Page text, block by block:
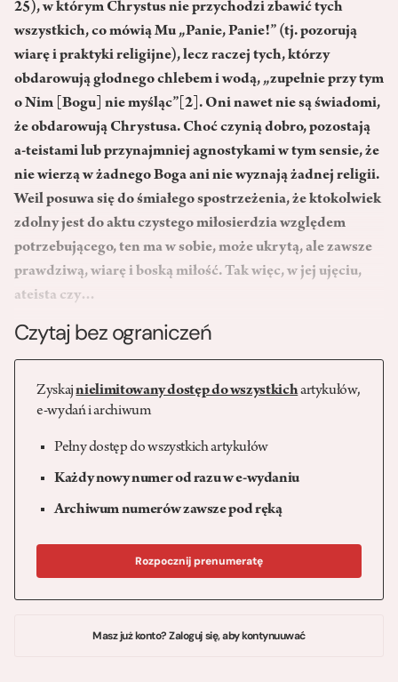
25), w którym Chrystus nie przychodzi zbawić tych
wszystkich, co mówią Mu „Panie, Panie!” (tj. pozorują
wiarę i praktyki religijne), lecz raczej tych, którzy
obdarowują głodnego chlebem i wodą, „zupełnie przy tym
o Nim [Bogu] nie myśląc” [2] . Oni nawet nie są świadomi,
że obdarowują Chrystusa. Choć czynią dobro, pozostają
a-teistami lub przynajmniej agnostykami w tym sensie, że
nie wierzą w żadnego Boga ani nie wyznają żadnej religii.
Weil posuwa się do śmiałego spostrzeżenia, że ktokolwiek
zdolny jest do aktu czystego miłosierdzia względem
potrzebującego, ten ma w sobie, może ukrytą, ale zawsze
prawdziwą, wiarę i boską miłość. Tak więc, w jej ujęciu,
ateista czy…
Czytaj bez ograniczeń
Zyskajnielimitowany dostęp do wszystkichartykułów,
e-wydań i archiwum
Pełny dostęp do wszystkich artykułów
Każdy nowy numer od razu w e-wydaniu
Archiwum numerów zawsze pod ręką
Rozpocznij prenumeratę
Masz już konto? Zaloguj się, aby kontynuuwać